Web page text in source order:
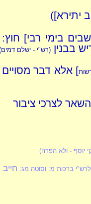
יתירא])
בימי רבי]
בבנין(רש"י - ישלם
] אלא דבר
לצרכי ציבור
יוסף - ולא הפרה)
לרש"י ברכות מ: וסוטה מג: